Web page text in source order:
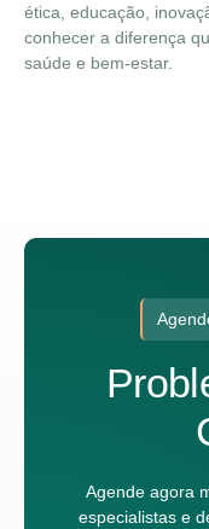
ética, educação,
conhecer a diferença
saúde e bem-estar.
Agende agora
especialistas e